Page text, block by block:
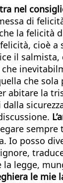
nel
di
la
cioè
il
che
abitare la
Io posso
legge,
le mie